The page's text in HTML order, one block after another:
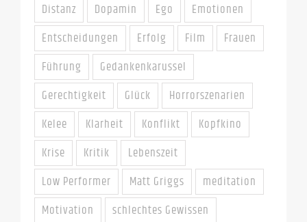
Distanz
Dopamin Ego
Emotionen
Entscheidungen
Erfolg Film
Frauen
Führung
Gedankenkarussel
Gerechtigkeit
Glück
Horrorszenarien
Kelee
Klarheit Konflikt
Kopfkino
Krise
Kritik
Lebenszeit
Low Performer
Matt Griggs
meditation
Motivation
schlechtes Gewissen